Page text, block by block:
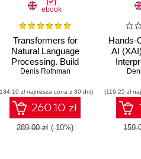
ebook
Transformers for
Natural Language
Processing. Build
innovative deep neural
for NLP with Python,
PyTorch, TensorFlow,
BERT, RoBERTa, and
more
Denis Rothman
zł najniższa cena z 30 dni)
260.10 zł
289.00 zł (-10%)
Hands-
AI
secure,
(119,25 zł